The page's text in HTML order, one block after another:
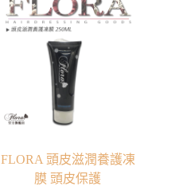
NT$1,950。
NT$1,560。
FLORA 頭皮滋潤養護凍
膜 頭皮保護